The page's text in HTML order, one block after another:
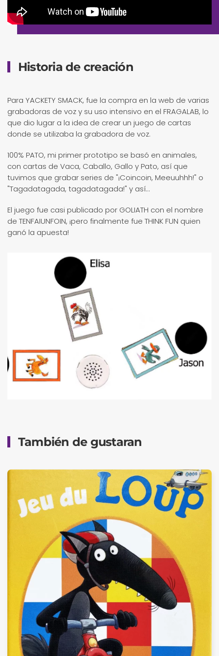
Historia de creación
Para YACKETY SMACK, fue la compra en la web de varias
grabadoras de voz y su uso intensivo en el FRAGALAB, lo
que dio lugar a la idea de crear un juego de cartas
donde se utilizaba la grabadora de voz.
100% PATO, mi primer prototipo se basó en animales,
con cartas de Vaca, Caballo, Gallo y Pato, así que
tuvimos que grabar series de "¡Coincoin, Meeuuhhh!" o
"Tagadatagada, tagadatagada!" y así...
El juego fue casi publicado por GOLIATH con el nombre
de TENFAIUNFOIN, ¡pero finalmente fue THINK FUN quien
ganó la apuesta!
También de gustaran